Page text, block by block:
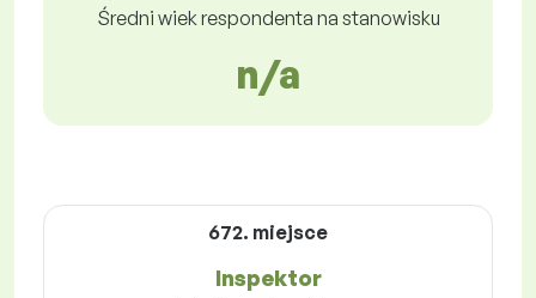
Średni wiek respondenta na stanowisku
n/a
672. miejsce
Inspektor